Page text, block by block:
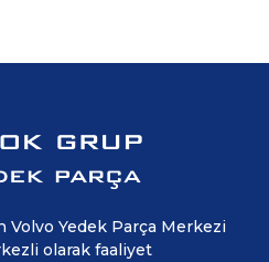
Yedek Parça Merkezi
olarak faaliyet